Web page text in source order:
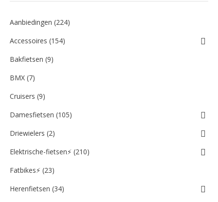
Aanbiedingen (224)
Accessoires (154)
Bakfietsen (9)
BMX (7)
Cruisers (9)
Damesfietsen (105)
Driewielers (2)
Elektrische-fietsen⚡ (210)
Fatbikes⚡ (23)
Herenfietsen (34)